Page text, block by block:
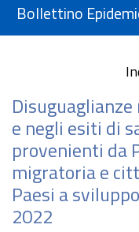
Bollettino
e negli esiti di
provenienti da
migratoria e
Paesi a
2022